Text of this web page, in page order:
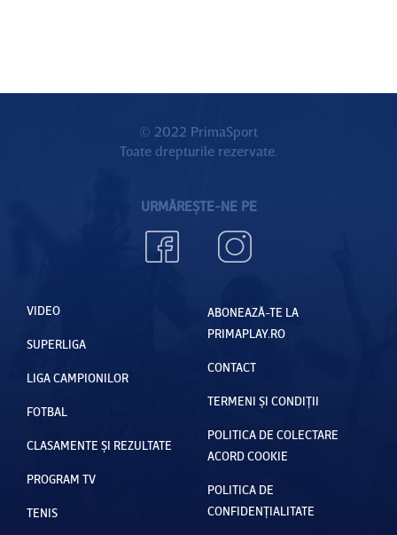
© 2022 PrimaSport
Toate drepturile rezervate.
URMĂREȘTE-NE PE
VIDEO
SUPERLIGA
LIGA CAMPIONILOR
FOTBAL
CLASAMENTE ȘI REZULTATE
PROGRAM TV
TENIS
ABONEAZĂ-TE LA
PRIMAPLAY.RO
CONTACT
TERMENI ȘI CONDIȚII
POLITICA DE COLECTARE
ACORD COOKIE
POLITICA DE
CONFIDENȚIALITATE